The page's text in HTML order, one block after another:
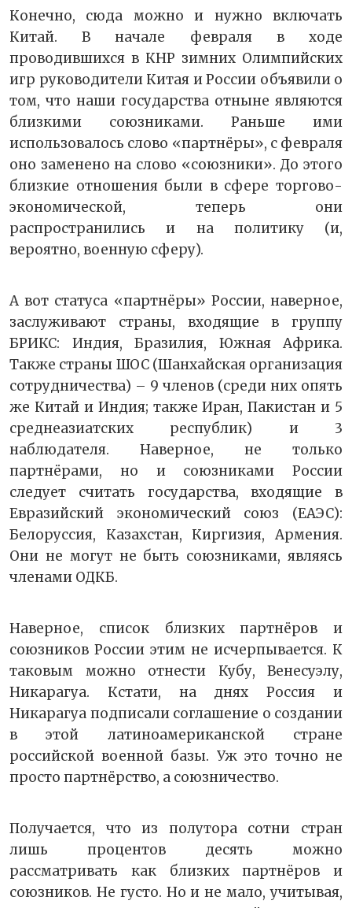
Конечно, сюда можно и нужно включать
Китай. В начале февраля в ходе
проводившихся в КНР зимних Олимпийских
игр руководители Китая и России объявили о
том, что наши государства отныне являются
близкими союзниками. Раньше ими
использовалось слово «партнёры», с февраля
оно заменено на слово «союзники». До этого
близкие отношения были в сфере торгово-
экономической, теперь они
распространились и на политику (и,
вероятно, военную сферу).
А вот статуса «партнёры» России, наверное,
заслуживают страны, входящие в группу
БРИКС: Индия, Бразилия, Южная Африка.
Также страны ШОС (Шанхайская организация
сотрудничества) – 9 членов (среди них опять
же Китай и Индия; также Иран, Пакистан и 5
среднеазиатских республик) и 3
наблюдателя. Наверное, не только
партнёрами, но и союзниками России
следует считать государства, входящие в
Евразийский экономический союз (ЕАЭС):
Белоруссия, Казахстан, Киргизия, Армения.
Они не могут не быть союзниками, являясь
членами ОДКБ.
Наверное, список близких партнёров и
союзников России этим не исчерпывается. К
таковым можно отнести Кубу, Венесуэлу,
Никарагуа. Кстати, на днях Россия и
Никарагуа подписали соглашение о создании
в этой латиноамериканской стране
российской военной базы. Уж это точно не
просто партнёрство, а союзничество.
Получается, что из полутора сотни стран
лишь процентов десять можно
рассматривать как близких партнёров и
союзников. Не густо. Но и не мало, учитывая,